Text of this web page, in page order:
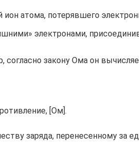
атома, потерявшего
электронами,
согласно закону Ома он
[Ом].
заряда, перенесенному за